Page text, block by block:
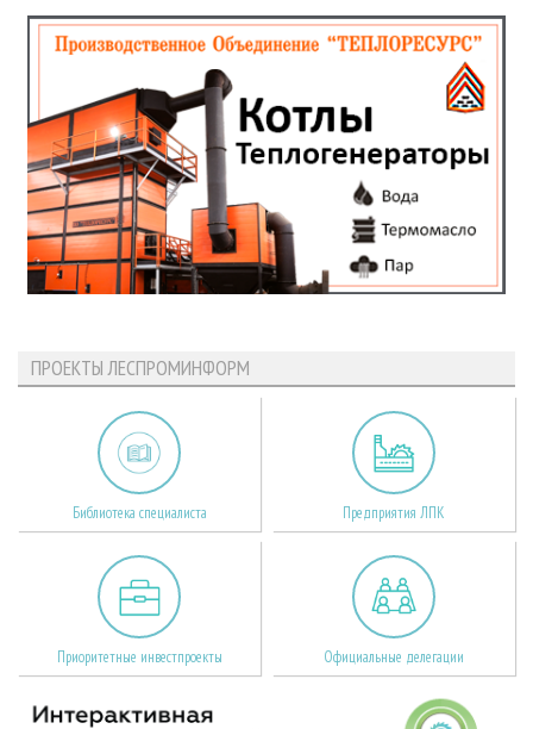
ПРОЕКТЫ ЛЕСПРОМИНФОРМ
Библиотека специалиста Предприятия ЛПК
Приоритетные инвестпроекты Официальные делегации